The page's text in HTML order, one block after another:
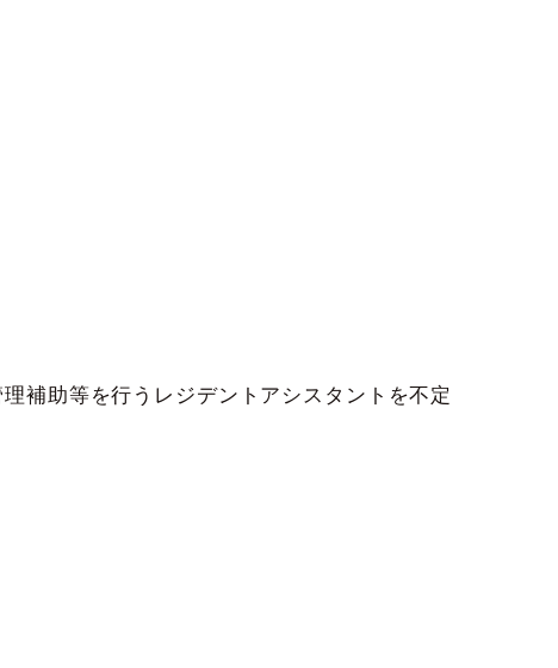
補助等を行うレジデントアシスタントを不定